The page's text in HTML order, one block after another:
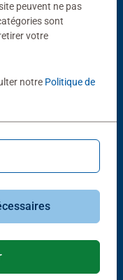
peuvent ne pas
sont
votre
notre Politique de